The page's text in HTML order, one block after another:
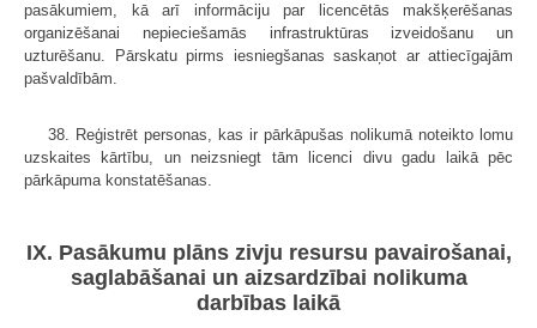
pasākumiem, kā arī informāciju par licencētās makšķerēšanas
organizēšanai nepieciešamās infrastruktūras izveidošanu un
uzturēšanu. Pārskatu pirms iesniegšanas saskaņot ar attiecīgajām
pašvaldībām.
38. Reģistrēt personas, kas ir pārkāpušas nolikumā noteikto lomu
uzskaites kārtību, un neizsniegt tām licenci divu gadu laikā pēc
pārkāpuma konstatēšanas.
IX. Pasākumu plāns zivju resursu pavairošanai,
saglabāšanai un aizsardzībai nolikuma
darbības laikā